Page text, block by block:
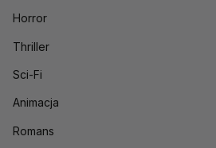
Horror
Thriller
Sci-Fi
Animacja
Romans